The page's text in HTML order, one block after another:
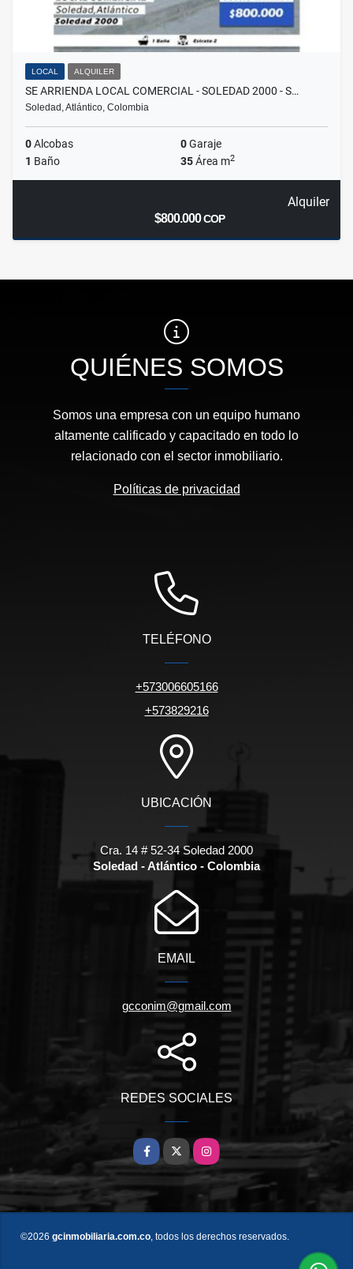
LOCAL ALQUILER
SE ARRIENDA LOCAL COMERCIAL - SOLEDAD 2000 - S…
Soledad, Atlántico, Colombia
0Alcobas 0Garaje
1 Baño 35Área m2
Alquiler
$800.000COP
QUIÉNES SOMOS
Somos una empresa con un equipo humano
altamente calificado y capacitado en todo lo
relacionado con el sector inmobiliario.
Políticas de privacidad
TELÉFONO
+573006605166
+573829216
UBICACIÓN
Cra. 14 # 52-34 Soledad 2000
Soledad - Atlántico - Colombia
EMAIL
gcconim@gmail.com
REDES SOCIALES
Facebook
X Instagram
©2026 gcinmobiliaria.com.co, todos los derechos reservados.